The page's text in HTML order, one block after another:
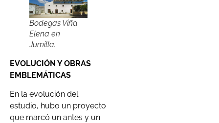
Bodegas Viña
Elena en
Jumilla.
EVOLUCIÓN Y OBRAS
EMBLEMÁTICAS
En la evolución del
estudio, hubo un proyecto
que marcó un antes y un